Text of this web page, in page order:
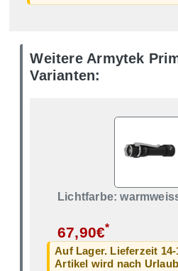
Weitere Armytek
Varianten:
Lichtfarbe:
67,90€*
Auf Lager. Lieferzeit 14-
Artikel wird nach